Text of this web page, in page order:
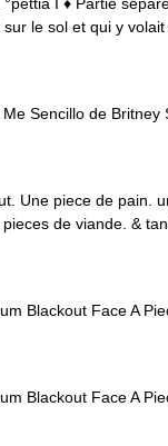
le sol et qui y volait
Sencillo de Britney
Une piece de pain.
de viande. &
Blackout Face A
Blackout Face A